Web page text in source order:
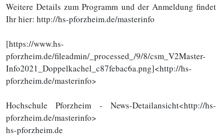
Weitere Details zum Programm und der Anmeldung findet
Ihr hier: http://hs-pforzheim.de/masterinfo
[https://www.hs-
pforzheim.de/fileadmin/_processed_/9/8/csm_V2Master-
Info2021_Doppelkachel_c87febac6a.png]<http://hs-
pforzheim.de/masterinfo>
Hochschule Pforzheim - News-Detailansicht<http://hs-
pforzheim.de/masterinfo>
hs-pforzheim.de